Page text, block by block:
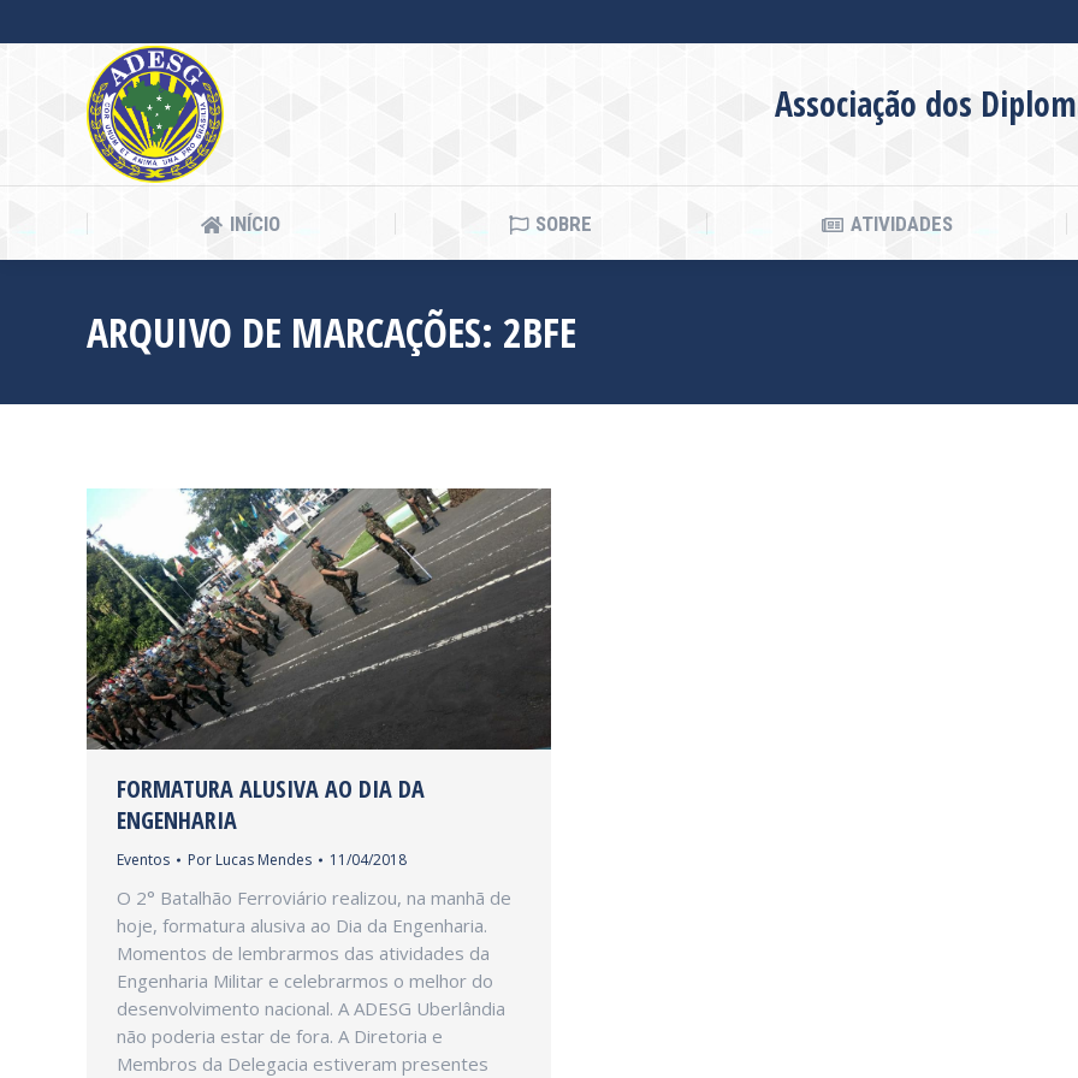
Associação dos
INÍCIO SOBRE ATIVIDADES
ARQUIVO DE MARCAÇÕES: 2BFE
FORMATURA ALUSIVA AO DIA DA
ENGENHARIA
Eventos Por Lucas Mendes 11/04/2018
O 2° Batalhão Ferroviário realizou, na manhã de
hoje, formatura alusiva ao Dia da Engenharia.
Momentos de lembrarmos das atividades da
Engenharia Militar e celebrarmos o melhor do
desenvolvimento nacional. A ADESG Uberlândia
não poderia estar de fora. A Diretoria e
Membros da Delegacia estiveram presentes
INÍCIO SOBRE ATIVIDADES